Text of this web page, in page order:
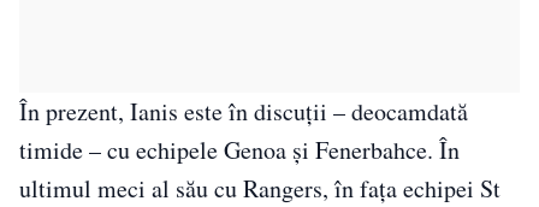
În prezent, Ianis este în discuții – deocamdată
timide – cu echipele Genoa și Fenerbahce. În
ultimul meci al său cu Rangers, în fața echipei St